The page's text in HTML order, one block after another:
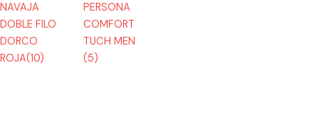
NAVAJA
DOBLE FILO
DORCO
ROJA(10)
PERSONA
COMFORT
TUCH MEN
(5)